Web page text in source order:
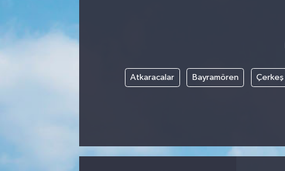
Atkaracalar Bayramören Çerkeş